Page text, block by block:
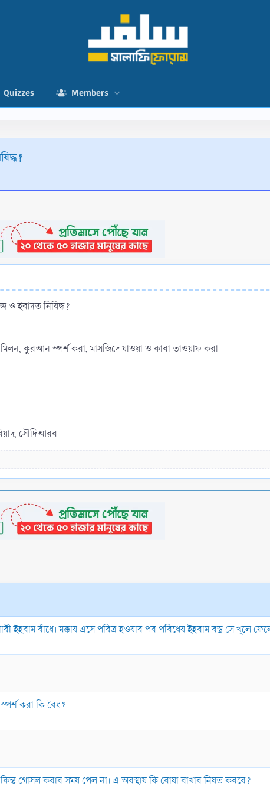
Quizzes Members
ও ইবাদত নিষিদ্ধ?
মিলন, কুরআন স্পর্শ করা, মাসজিদে যাওয়া ও কাবা তাওয়াফ করা।
সৌদিআরব
ইহরাম বাঁধে। মক্কায় এসে পবিত্র হওয়ার পর পরিধেয় ইহরাম বস্ত্র সে খুলে
করা কি বৈধ?
কিন্তু গোসল করার সময় পেল না। এ অবস্থায় কি রোযা রাখার নিয়ত করবে?